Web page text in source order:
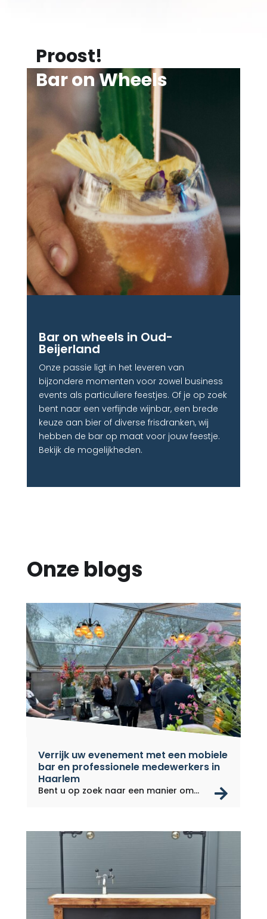
Proost!
Bar on Wheels
Bar on wheels in Oud-
Beijerland
Onze passie ligt in het leveren van
bijzondere momenten voor zowel business
events als particuliere feestjes. Of je op zoek
bent naar een verfijnde wijnbar, een brede
keuze aan bier of diverse frisdranken, wij
hebben de bar op maat voor jouw feestje.
Bekijk de mogelijkheden.
Onze blogs
Verrijk uw evenement met een mobiele
bar en professionele medewerkers in
Haarlem
Bent u op zoek naar een manier om